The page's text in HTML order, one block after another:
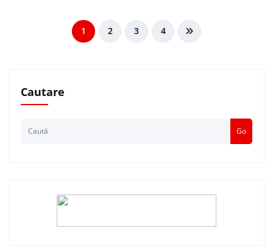
1 2 3 4
Cautare
Go